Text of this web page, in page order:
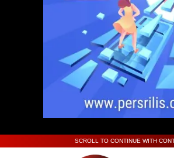
SCROLL TO CONTINUE WITH